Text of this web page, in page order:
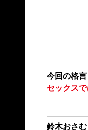
今回の格言
セックス
鈴木おさむ